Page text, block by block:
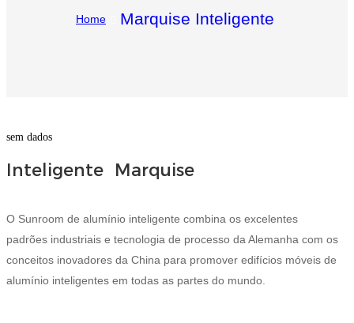
አማርኛ
Zulu
Home Marquise Inteligente
sem dados
Inteligente Marquise
O Sunroom de alumínio inteligente combina os excelentes
padrões industriais e tecnologia de processo da Alemanha com os
conceitos inovadores da China para promover edifícios móveis de
alumínio inteligentes em todas as partes do mundo.